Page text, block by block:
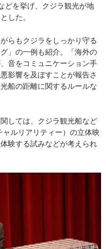
どを挙げ、クジラ観光が地
した。
らもクジラをしっかり守る
」の一例も紹介。「海外の
音をコミュニケーション手
影響を及ぼすことが報告さ
船の距離に関するルールな
しては、クジラ観光船など
ルリアリティー）の立体映
験する試みなどが考えられ